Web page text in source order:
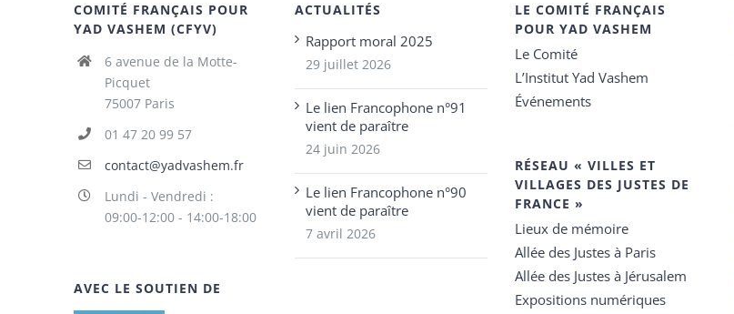
COMITÉ FRANÇAIS POUR
YAD VASHEM (CFYV)
6 avenue de la Motte-
Picquet
75007 Paris
01 47 20 99 57
contact@yadvashem.fr
Lundi - Vendredi :
09:00-12:00 - 14:00-18:00
AVEC LE SOUTIEN DE
ACTUALITÉS
Rapport moral 2025
29 juillet 2026
Le lien Francophone n°91
vient de paraître
24 juin 2026
Le lien Francophone n°90
vient de paraître
7 avril 2026
LE COMITÉ FRANÇAIS
POUR YAD VASHEM
Le Comité
L’Institut Yad Vashem
Événements
RÉSEAU « VILLES ET
VILLAGES DES JUSTES DE
FRANCE »
Lieux de mémoire
Allée des Justes à Paris
Allée des Justes à Jérusalem
Expositions numériques